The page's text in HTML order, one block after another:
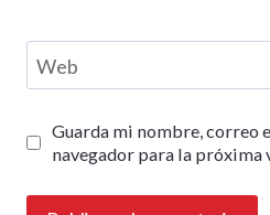
Web
Guarda mi nombre, correo
navegador para la próxima